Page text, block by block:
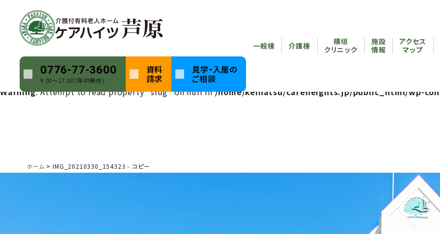
0776-77-3600
9:00〜17:00（年中無休）
資料
請求
見学・入居の
ご相談
一般棟 介護棟
横垣
クリニック
施設
情報
アクセス
マップ
Warning: Undefined array key 0 in/home/keihatsu/careheights.jp/public_html/wp-content/themes/
Warning: Attempt to read property "name" on null in /home/keihatsu/careheights.jp/public_html/wp-
Warning : Undefined array key 0 in /home/keihatsu/careheights.jp/public_html/wp-content/themes/
Warning: Attempt to read property "slug" on null in/home/keihatsu/careheights.jp/public_html/wp-
ホーム IMG_20210330_154323 - コピー